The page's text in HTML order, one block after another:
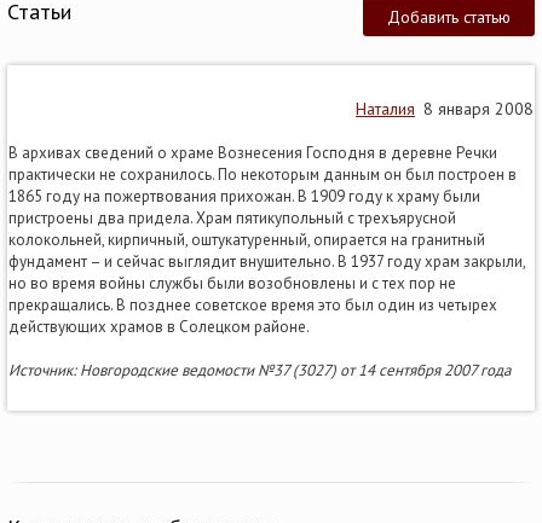
Добавить статью
Статьи
Наталия 8 января 2008
В архивах сведений о храме Вознесения Господня в деревне Речки
практически не сохранилось. По некоторым данным он был построен в
1865 году на пожертвования прихожан. В 1909 году к храму были
пристроены два придела. Храм пятикупольный с трехъярусной
колокольней, кирпичный, оштукатуренный, опирается на гранитный
фундамент – и сейчас выглядит внушительно. В 1937 году храм закрыли,
но во время войны службы были возобновлены и с тех пор не
прекращались. В позднее советское время это был один из четырех
действующих храмов в Солецком районе.
Источник: Новгородские ведомости №37 (3027) от 14 сентября 2007 года